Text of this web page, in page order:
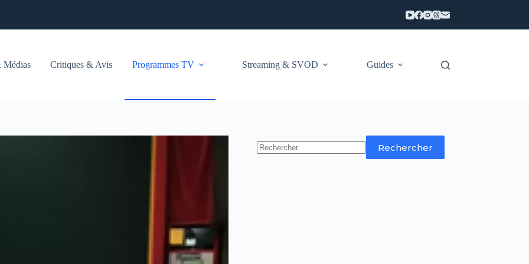
Critiques & Avis Programmes TV Streaming & SVOD Guides
Rechercher